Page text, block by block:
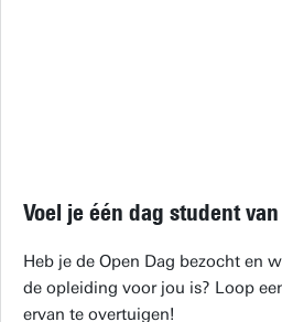
Voel je één dag student
Heb je de Open Dag bezocht en
de opleiding voor jou is? Loop
ervan te overtuigen!